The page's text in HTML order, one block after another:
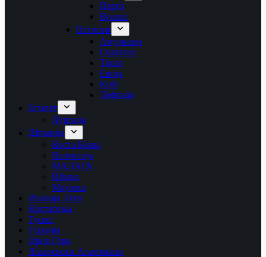
Парга
Врахос
Острови
Амулиани
Скијатос
Тасос
Евија
Крф
Лефкада
Египет
Хургада
Шпанија
Коста Брава
Валенсија
МАЛАГА
Ибица
Мајорка
Италија Лето
Крстарења
Тунис
Турција
Црна Гора
Лазаревски Апартмани